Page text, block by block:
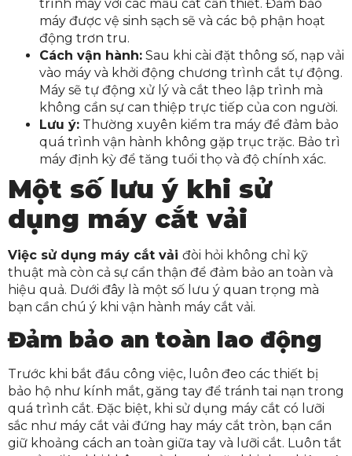
trình máy với các mẫu cắt cần thiết. Đảm bảo
máy được vệ sinh sạch sẽ và các bộ phận hoạt
động trơn tru.
Cách vận hành: Sau khi cài đặt thông số, nạp vải
vào máy và khởi động chương trình cắt tự động.
Máy sẽ tự động xử lý và cắt theo lập trình mà
không cần sự can thiệp trực tiếp của con người.
Lưu ý: Thường xuyên kiểm tra máy để đảm bảo
quá trình vận hành không gặp trục trặc. Bảo trì
máy định kỳ để tăng tuổi thọ và độ chính xác.
Một số lưu ý khi sử
dụng máy cắt vải
Việc sử dụng máy cắt vải đòi hỏi không chỉ kỹ
thuật mà còn cả sự cẩn thận để đảm bảo an toàn và
hiệu quả. Dưới đây là một số lưu ý quan trọng mà
bạn cần chú ý khi vận hành máy cắt vải.
Đảm bảo an toàn lao động
Trước khi bắt đầu công việc, luôn đeo các thiết bị
bảo hộ như kính mắt, găng tay để tránh tai nạn trong
quá trình cắt. Đặc biệt, khi sử dụng máy cắt có lưỡi
sắc như máy cắt vải đứng hay máy cắt tròn, bạn cần
giữ khoảng cách an toàn giữa tay và lưỡi cắt. Luôn tắt